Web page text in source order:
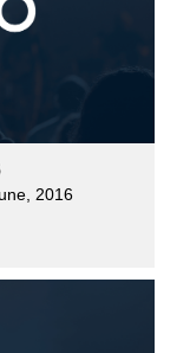
2016